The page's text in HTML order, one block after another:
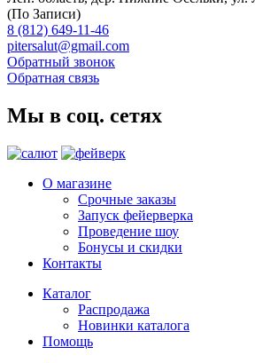
(По Записи)
8 (812) 649-11-46
pitersalut@gmail.com
Обратный звонок
Обратная связь
Мы в соц. сетях
О магазине
Срочные заказы
Запуск фейерверка
Проведение шоу
Бонусы и скидки
Контакты
Каталог
Распродажа
Новинки каталога
Помощь